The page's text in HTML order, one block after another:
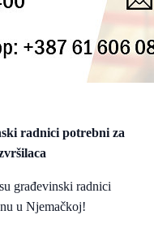
radnici potrebni za
građevinski radnici
u u Njemačkoj!